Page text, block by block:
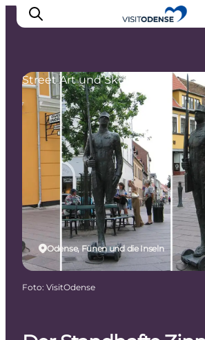
Odense erleben
Veranstaltungen
Reiseplanung
Inspiration
Odense, Fünen und die Inseln
Street Art und Skulpturen
Foto: VisitOdense